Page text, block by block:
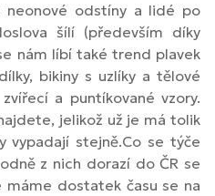
odstíny a lidé po
šílí (především díky
nám líbí také trend plavek
bikiny s uzlíky a tělové
a puntíkované vzory.
jelikož už je má tolik
vypadají stejně.Co se týče
z nich dorazí do ČR se
máme dostatek času se na